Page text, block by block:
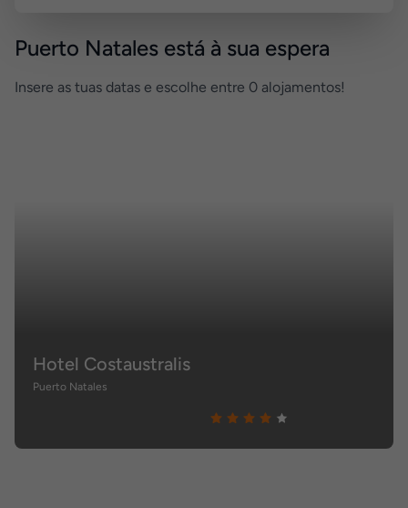
Puerto Natales está à sua espera
Insere as tuas datas e escolhe entre 0 alojamentos!
Hotel Costaustralis
Puerto Natales